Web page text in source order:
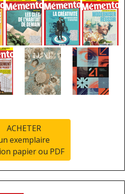
ACHETER
exemplaire
papier ou PDF